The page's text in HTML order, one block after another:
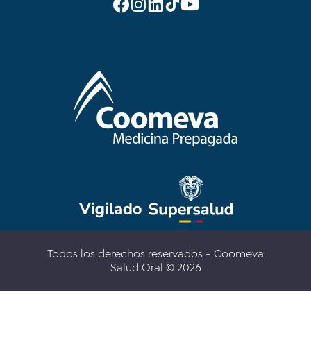
Todos los derechos reservados - Coomeva
Salud Oral © 2026